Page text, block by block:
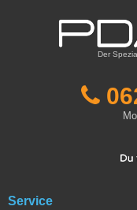
Der
Service